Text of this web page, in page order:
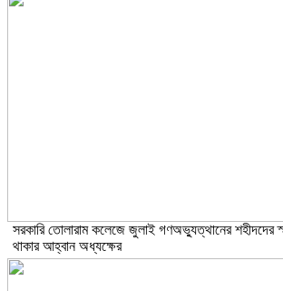
সরকারি তোলারাম কলেজে জুলাই গণঅভ্যুত্থানের শহীদদের
থাকার আহ্বান অধ্যক্ষের